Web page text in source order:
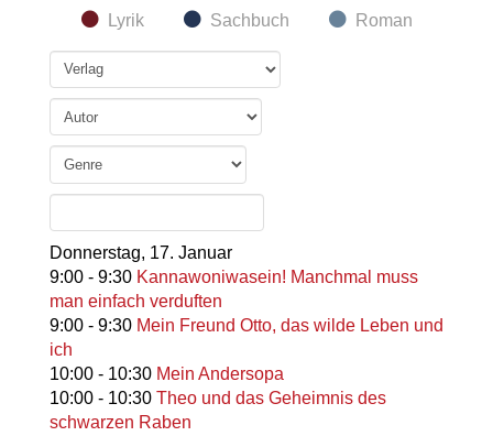
Lyrik Sachbuch Roman
Donnerstag, 17. Januar
9:00- 9:30 Kannawoniwasein! Manchmal muss
man einfach verduften
9:00- 9:30 Mein Freund Otto, das wilde Leben und
ich
10:00- 10:30 Mein Andersopa
10:00- 10:30 Theo und das Geheimnis des
schwarzen Raben